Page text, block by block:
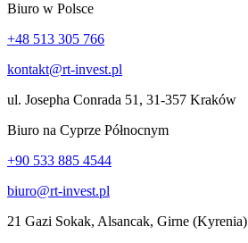
Biuro w Polsce
+48 513 305 766
kontakt@rt-invest.pl
ul. Josepha Conrada 51, 31-357 Kraków
Biuro na Cyprze Północnym
+90 533 885 4544
biuro@rt-invest.pl
21 Gazi Sokak, Alsancak, Girne (Kyrenia)